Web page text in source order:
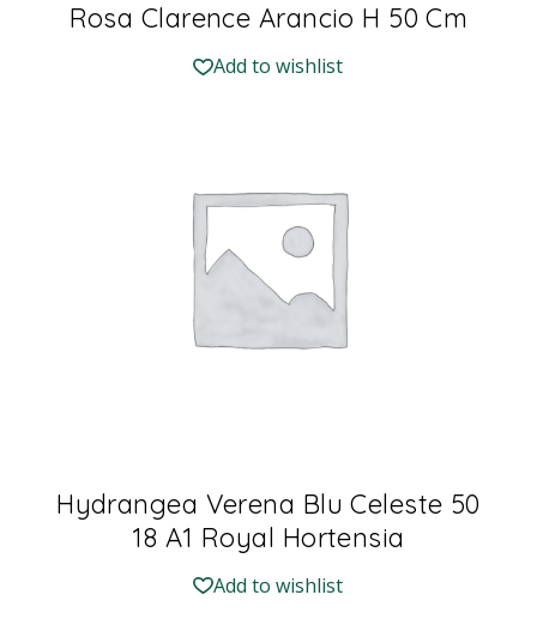
Rosa Clarence Arancio H 50 Cm
Add to wishlist
Hydrangea Verena Blu Celeste 50
18 A1 Royal Hortensia
Add to wishlist